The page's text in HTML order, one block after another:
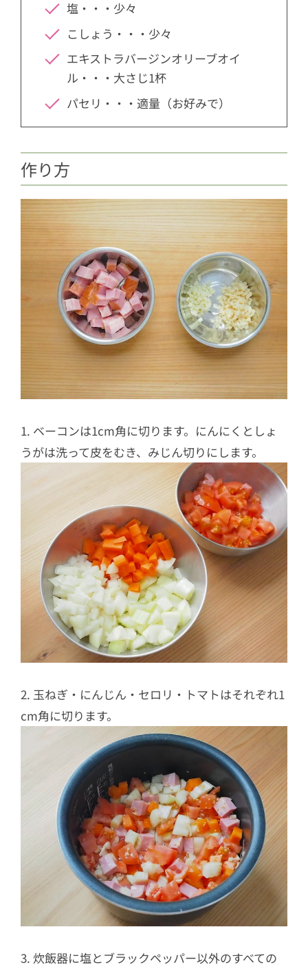
塩・・・少々
こしょう・・・少々
エキストラバージンオリーブオイ
ル・・・大さじ1杯
パセリ・・・適量（お好みで）
作り方
1. ベーコンは1cm角に切ります。にんにくとしょ
うがは洗って皮をむき、みじん切りにします。
2. 玉ねぎ・にんじん・セロリ・トマトはそれぞれ1
cm角に切ります。
3. 炊飯器に塩とブラックペッパー以外のすべての